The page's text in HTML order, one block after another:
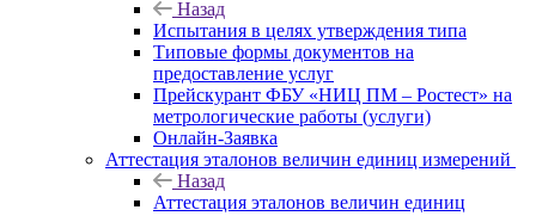
Назад
Испытания в целях утверждения типа
Типовые формы документов на
предоставление услуг
Прейскурант ФБУ «НИЦ ПМ – Ростест» на
метрологические работы (услуги)
Онлайн-Заявка
Аттестация эталонов величин единиц измерений
Назад
Аттестация эталонов величин единиц